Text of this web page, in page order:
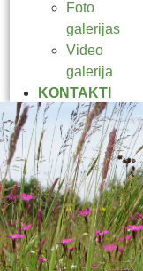
Foto
galerijas
Video
galerija
KONTAKTI